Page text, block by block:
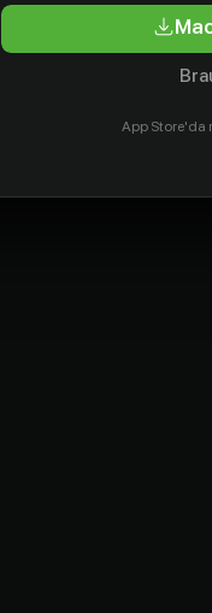
App Store'da